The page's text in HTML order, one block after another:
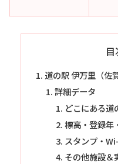
目
道の駅 伊万里（佐
詳細データ
どこにある道
標高・登録年
スタンプ・
その他施設＆